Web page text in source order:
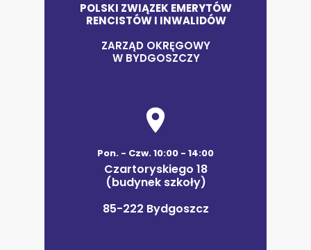
POLSKI ZWIĄZEK EMERYTÓW
RENCISTÓW I INWALIDÓW
ZARZĄD OKRĘGOWY
W BYDGOSZCZY
Pon. - Czw. 10:00 - 14:00
Czartoryskiego 18
(budynek szkoły)
85-222 Bydgoszcz